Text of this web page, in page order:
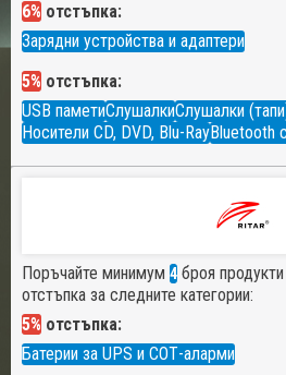
6% отстъпка:
Зарядни устройства и адаптери
5% отстъпка:
USB паметиСлушалкиСлушалки
Носители CD, DVD, Blu-RayBluetooth
Поръчайте минимум 4 броя
отстъпка за следните категории:
5% отстъпка:
Батерии за UPS и СОТ-аларми